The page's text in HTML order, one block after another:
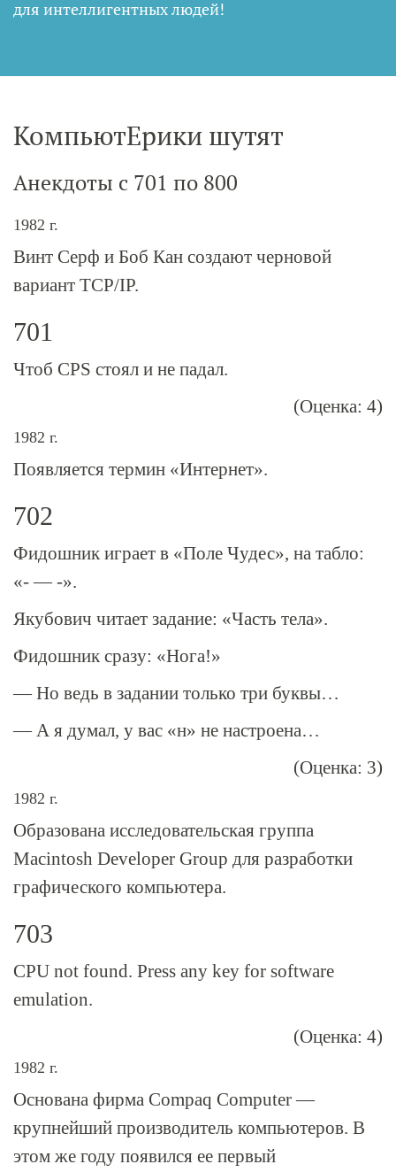
для интеллигентных людей!
КомпьютЕрики шутят
Анекдоты с 701 по 800
1982 г.
Винт Серф и Боб Кан создают черновой
вариант TCP/IP.
701
Чтоб СРS стоял и не падал.
(Оценка: 4)
1982 г.
Появляется термин «Интернет».
702
Фидошник играет в «Поле Чудес», на табло:
«- — -».
Якубович читает задание: «Часть тела».
Фидошник сразу: «Нога!»
— Но ведь в задании только три буквы…
— А я думал, у вас «н» не настроена…
(Оценка: 3)
1982 г.
Образована исследовательская группа
Macintosh Developer Group для разработки
графического компьютера.
703
CPU not found. Press any key for software
emulation.
(Оценка: 4)
1982 г.
Основана фирма Compaq Computer —
крупнейший производитель компьютеров. В
этом же году появился ее первый